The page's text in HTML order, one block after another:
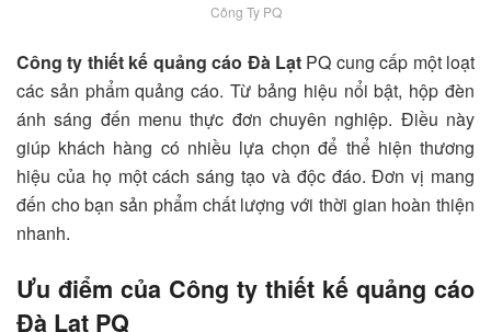
Công Ty PQ
Công ty thiết kế quảng cáo Đà LạtPQ cung cấp một loạt
các sản phẩm quảng cáo. Từ bảng hiệu nổi bật, hộp đèn
ánh sáng đến menu thực đơn chuyên nghiệp. Điều này
giúp khách hàng có nhiều lựa chọn để thể hiện thương
hiệu của họ một cách sáng tạo và độc đáo. Đơn vị mang
đến cho bạn sản phẩm chất lượng với thời gian hoàn thiện
nhanh.
Ưu điểm của Công ty thiết kế quảng cáo
Đà Lạt PQ